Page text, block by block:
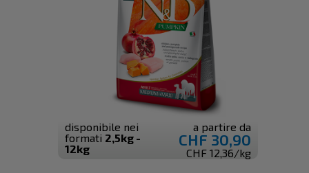
disponibile nei
formati 2,5kg -
12kg
a partire da
CHF 30,90
CHF 12,36/kg